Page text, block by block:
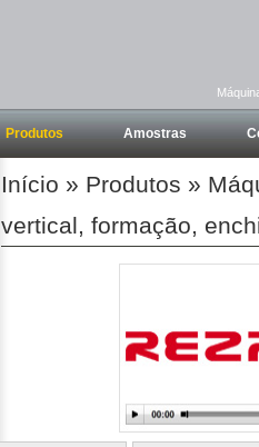
Produtos Amostras
Início » Produtos »
vertical, formação,